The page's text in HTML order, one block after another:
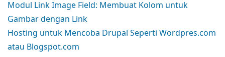
Modul Link Image Field: Membuat Kolom untuk
Gambar dengan Link
Hosting untuk Mencoba Drupal Seperti Wordpres.com
atau Blogspot.com